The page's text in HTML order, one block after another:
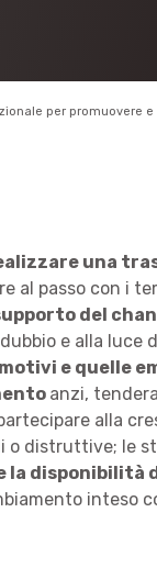
per promuovere
una
al passo con i
del
e alla luce
e quelle
anzi,
alla
distruttive; le
disponibilità
inteso